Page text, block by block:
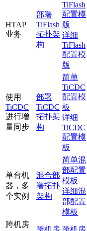
HTAP
业务
部署
TiFlash
拓扑架
构
TiFlash
配置模
版
详细
TiFlash
配置模
版
使用
TiCDC
进行增
量同步
部署
TiCDC
拓扑架
构
简单
TiCDC
配置模
板
详细
TiCDC
配置模
板
单台机
器，多
个实例
混合部
署拓扑
架构
简单混
部配置
模板
详细混
部配置
模板
跨机房